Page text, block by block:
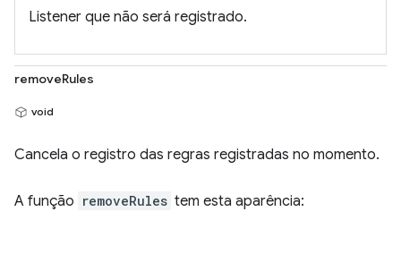
Listener que não será registrado.
removeRules
void
Cancela o registro das regras registradas no momento.
A função removeRules tem esta aparência: